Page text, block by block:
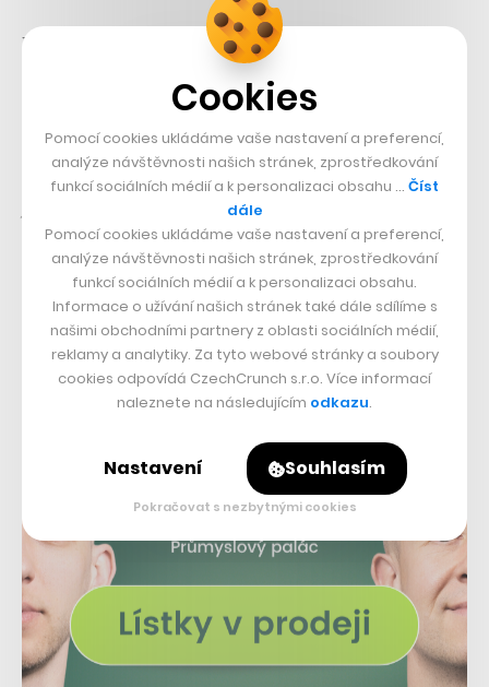
Podle Kijonkové je totiž péče o zvířata pro mnoho rodin
stejně důležitá jako péče o vlastní zdraví, ale v
informacích a komunikaci mezi ordinací veterinářů a
domácnostmi je stále velká mezera.„Vetstor ji pomáhá
zaplnit a dává smysl jak z pohledu byznysu, tak z
pohledu dopadu na každodenní život lidí a jejich
zvířecích mazlíčků,“doplňuje Kijonková.
Cookies
Pomocí cookies ukládáme vaše nastavení a preferencí,
analýze návštěvnosti našich stránek, zprostředkování
funkcí sociálních médií a k personalizaci obsahu … Číst
dále
Pomocí cookies ukládáme vaše nastavení a preferencí,
analýze návštěvnosti našich stránek, zprostředkování
funkcí sociálních médií a k personalizaci obsahu.
Informace o užívání našich stránek také dále sdílíme s
našimi obchodními partnery z oblasti sociálních médií,
reklamy a analytiky. Za tyto webové stránky a soubory
cookies odpovídá CzechCrunch s.r.o. Více informací
naleznete na následujícím odkazu.
Nastavení Souhlasím
Pokračovat s nezbytnými cookies